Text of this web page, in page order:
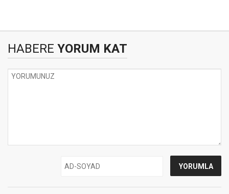
HABERE YORUM KAT